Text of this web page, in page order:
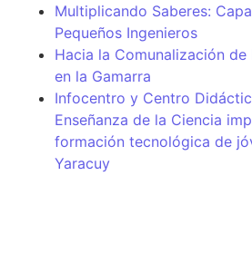
Multiplicando Saberes:
Pequeños Ingenieros
Hacia la Comunalización de
en la Gamarra
Infocentro y Centro
Enseñanza de la Ciencia
formación tecnológica de
Yaracuy